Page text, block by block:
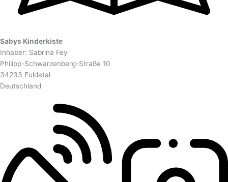
Sabys Kinderkiste
Inhaber: Sabrina Fey
Philipp-Schwarzenberg-Straße 10
34233 Fuldatal
Deutschland